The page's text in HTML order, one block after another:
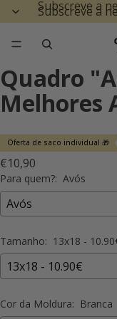
Subscreve a
Subscreve a
Quadro
Melhores
Oferta de saco individual 🎁
€10,90
Para quem?: Avós
Tamanho: 13x18 -
Cor da Moldura: Branca